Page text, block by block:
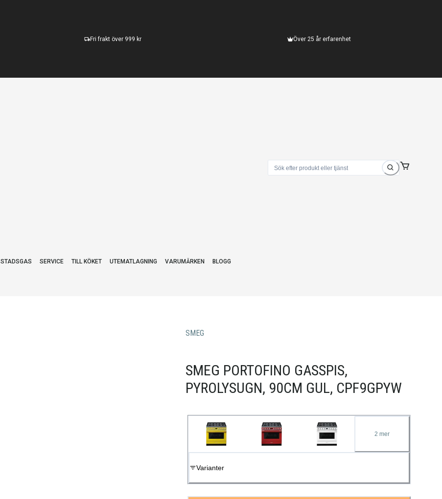
Fri frakt över 999 kr Över 25 år erfarenhet
STADSGAS SERVICE TILL KÖKET UTEMATLAGNING VARUMÄRKEN BLOGG
SMEG
SMEG PORTOFINO GASSPIS,
PYROLYSUGN, 90CM GUL, CPF9GPYW
2 mer
Varianter